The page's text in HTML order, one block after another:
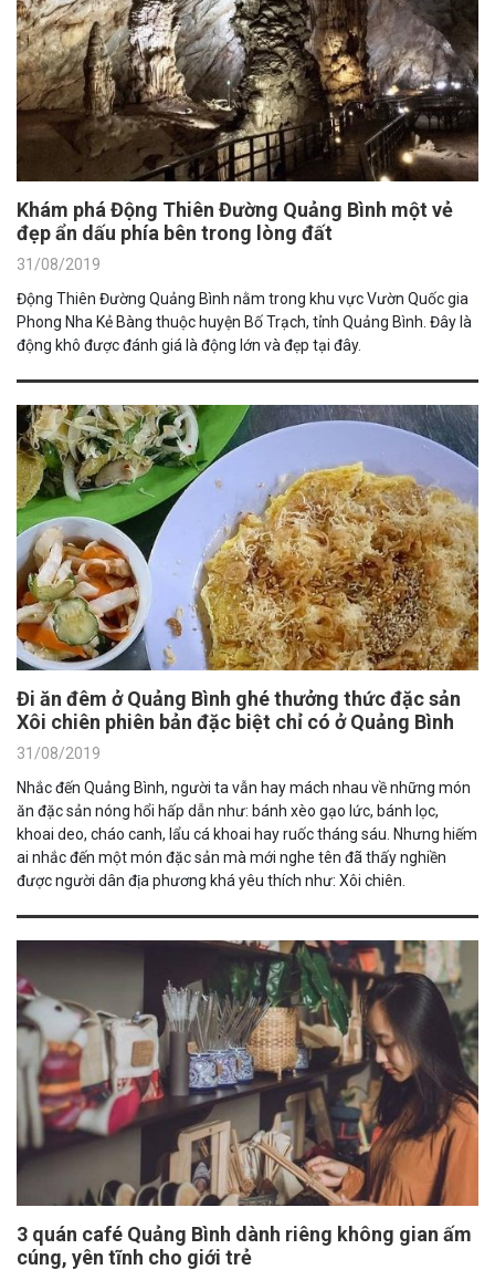
Khám phá Động Thiên Đường Quảng Bình một vẻ
đẹp ẩn dấu phía bên trong lòng đất
31/08/2019
Động Thiên Đường Quảng Bình nằm trong khu vực Vườn Quốc gia
Phong Nha Kẻ Bàng thuộc huyện Bố Trạch, tỉnh Quảng Bình. Đây là
động khô được đánh giá là động lớn và đẹp tại đây.
Đi ăn đêm ở Quảng Bình ghé thưởng thức đặc sản
Xôi chiên phiên bản đặc biệt chỉ có ở Quảng Bình
31/08/2019
Nhắc đến Quảng Bình, người ta vẫn hay mách nhau về những món
ăn đặc sản nóng hổi hấp dẫn như: bánh xèo gạo lức, bánh lọc,
khoai deo, cháo canh, lẩu cá khoai hay ruốc tháng sáu. Nhưng hiếm
ai nhắc đến một món đặc sản mà mới nghe tên đã thấy nghiền
được người dân địa phương khá yêu thích như: Xôi chiên.
3 quán café Quảng Bình dành riêng không gian ấm
cúng, yên tĩnh cho giới trẻ